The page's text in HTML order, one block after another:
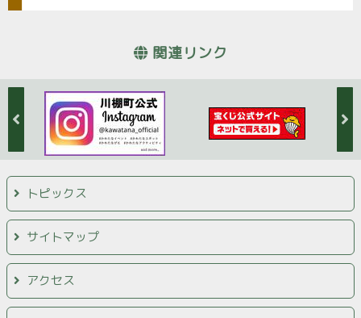
関連リンク
トピックス
サイトマップ
アクセス